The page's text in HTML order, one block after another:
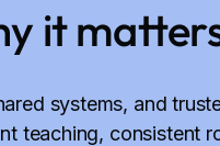
it
systems, and
teaching, consistent